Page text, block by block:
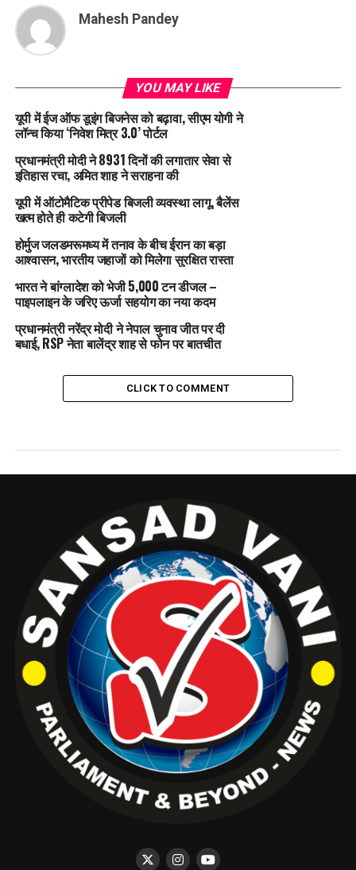
Mahesh Pandey
YOU MAY LIKE
यूपी में ईज ऑफ डूइंग बिजनेस को बढ़ावा, सीएम योगी ने
लॉन्च किया ‘निवेश मित्र 3.0’ पोर्टल
प्रधानमंत्री मोदी ने 8931 दिनों की लगातार सेवा से
इतिहास रचा, अमित शाह ने सराहना की
यूपी में ऑटोमैटिक प्रीपेड बिजली व्यवस्था लागू, बैलेंस
खत्म होते ही कटेगी बिजली
होर्मुज जलडमरूमध्य में तनाव के बीच ईरान का बड़ा
आश्वासन, भारतीय जहाजों को मिलेगा सुरक्षित रास्ता
भारत ने बांग्लादेश को भेजी 5,000 टन डीजल –
पाइपलाइन के जरिए ऊर्जा सहयोग का नया कदम
प्रधानमंत्री नरेंद्र मोदी ने नेपाल चुनाव जीत पर दी
बधाई, RSP नेता बालेंद्र शाह से फोन पर बातचीत
CLICK TO COMMENT